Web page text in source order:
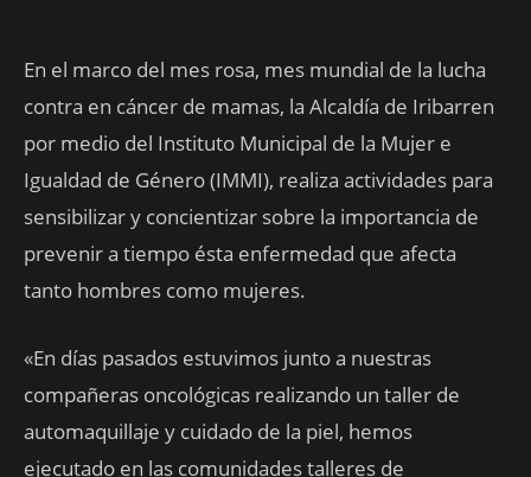
En el marco del mes rosa, mes mundial de la lucha
contra en cáncer de mamas, la Alcaldía de Iribarren
por medio del Instituto Municipal de la Mujer e
Igualdad de Género (IMMI), realiza actividades para
sensibilizar y concientizar sobre la importancia de
prevenir a tiempo ésta enfermedad que afecta
tanto hombres como mujeres.
«En días pasados estuvimos junto a nuestras
compañeras oncológicas realizando un taller de
automaquillaje y cuidado de la piel, hemos
ejecutado en las comunidades talleres de